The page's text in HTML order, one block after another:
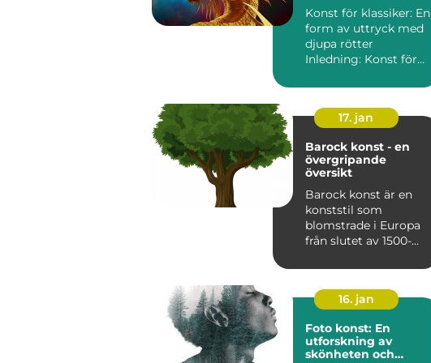
Konst för klassiker: En
form av uttryck med
djupa rötter
Inledning: Konst för
17. jan
Barock konst - en
övergripande
översikt
Barock konst är en
konststil som
blomstrade i Europa
från slutet av 1500-
1700-t...
16. jan
Foto konst: En
utforskning av
skönheten och